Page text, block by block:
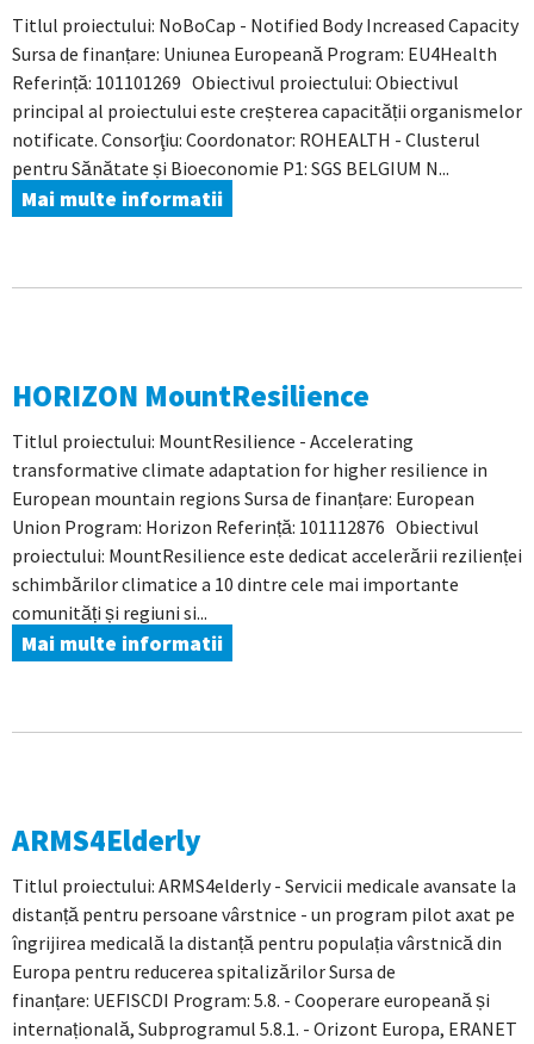
Titlul proiectului: NoBoCap - Notified Body Increased Capacity
Sursa de finanțare: Uniunea Europeană Program: EU4Health
Referință: 101101269 Obiectivul proiectului: Obiectivul
principal al proiectului este creșterea capacității organismelor
notificate. Consorţiu: Coordonator: ROHEALTH - Clusterul
pentru Sănătate și Bioeconomie P1: SGS BELGIUM N...
Mai multe informatii
HORIZON MountResilience
Titlul proiectului: MountResilience - Accelerating
transformative climate adaptation for higher resilience in
European mountain regions Sursa de finanțare: European
Union Program: Horizon Referință: 101112876 Obiectivul
proiectului: MountResilience este dedicat accelerării rezilienței
schimbărilor climatice a 10 dintre cele mai importante
comunități și regiuni si...
Mai multe informatii
ARMS4Elderly
Titlul proiectului: ARMS4elderly - Servicii medicale avansate la
distanță pentru persoane vârstnice - un program pilot axat pe
îngrijirea medicală la distanță pentru populația vârstnică din
Europa pentru reducerea spitalizărilor Sursa de
finanțare: UEFISCDI Program: 5.8. - Cooperare europeană și
internațională, Subprogramul 5.8.1. - Orizont Europa, ERANET